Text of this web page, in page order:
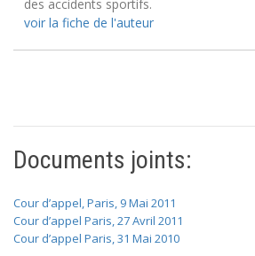
des accidents sportifs.
voir la fiche de l'auteur
Documents joints:
Cour d’appel, Paris, 9 Mai 2011
Cour d’appel Paris, 27 Avril 2011
Cour d’appel Paris, 31 Mai 2010